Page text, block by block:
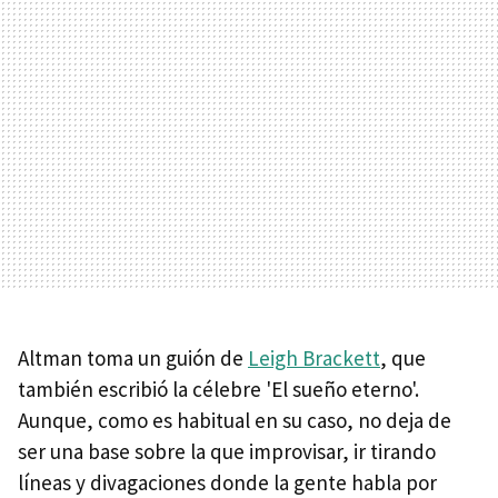
Altman toma un guión de Leigh Brackett, que
también escribió la célebre 'El sueño eterno'.
Aunque, como es habitual en su caso, no deja de
ser una base sobre la que improvisar, ir tirando
líneas y divagaciones donde la gente habla por